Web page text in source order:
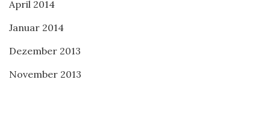
April 2014
Januar 2014
Dezember 2013
November 2013